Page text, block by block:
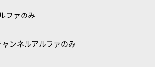
ファのみ
ャンネルアルファのみ